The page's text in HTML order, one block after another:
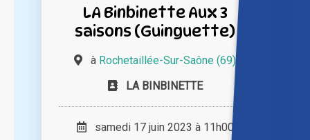
LA Binbinette Aux 3
saisons (Guinguette)
à Rochetaillée-Sur-Saône (69)
LA BINBINETTE
samedi 17 juin 2023 à 11h00